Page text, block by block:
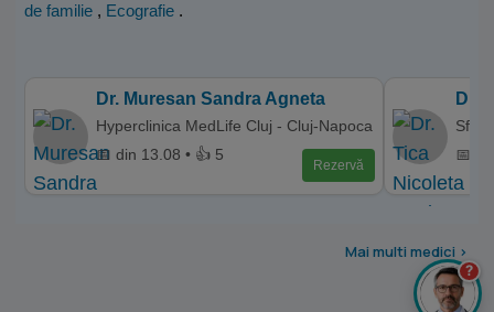
de familie , Ecografie .
Dr. Muresan Sandra Agneta
Hyperclinica MedLife Cluj - Cluj-Napoca
📅 din 13.08 • 👍 5
Rezervă
Dr.
📅
Mai multi medici >
?